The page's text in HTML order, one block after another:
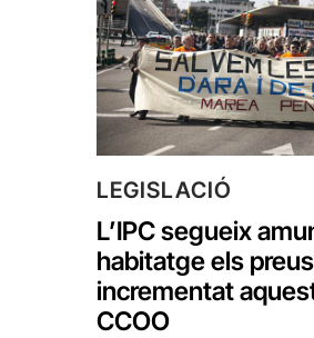
LEGISLACIÓ
L’IPC segueix
habitatge els
incrementat
CCOO